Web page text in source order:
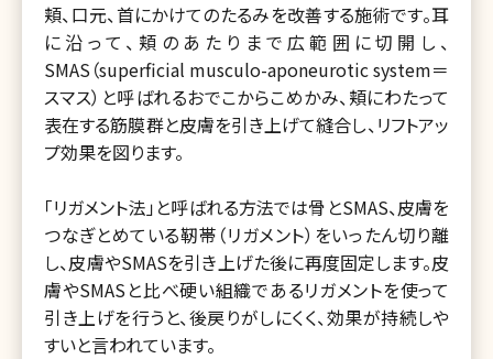
頬、口元、首にかけてのたるみを改善する施術です。耳
に沿って、頬のあたりまで広範囲に切開し、
SMAS（superficial musculo-aponeurotic system＝
スマス）と呼ばれるおでこからこめかみ、頬にわたって
表在する筋膜群と皮膚を引き上げて縫合し、リフトアッ
プ効果を図ります。
「リガメント法」と呼ばれる方法では骨とSMAS、皮膚を
つなぎとめている靭帯（リガメント）をいったん切り離
し、皮膚やSMASを引き上げた後に再度固定します。皮
膚やSMASと比べ硬い組織であるリガメントを使って
引き上げを行うと、後戻りがしにくく、効果が持続しや
すいと言われています。